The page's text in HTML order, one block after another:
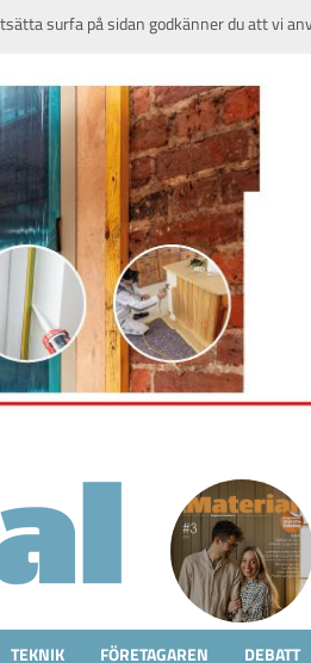
TEKNIK FÖRETAGAREN DEBATT
surfa på sidan godkänner du att vi